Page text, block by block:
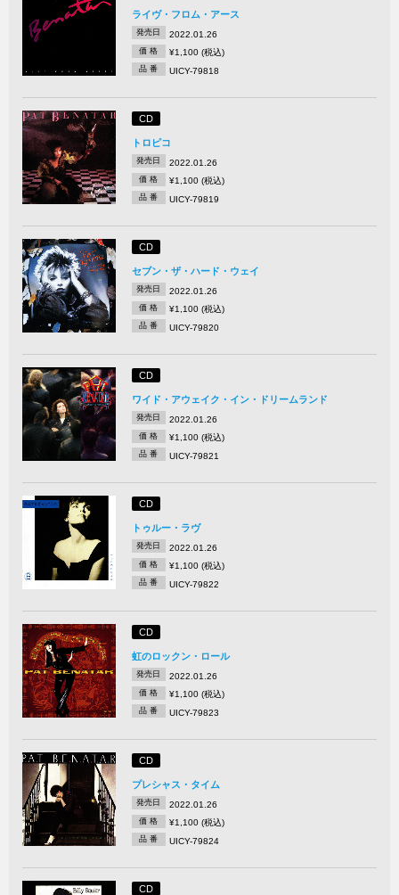
ライヴ・フロム・アース
発売日 2022.01.26
価 格 ¥1,100 (税込)
品 番 UICY-79818
CD
トロピコ
発売日 2022.01.26
価 格 ¥1,100 (税込)
品 番 UICY-79819
CD
セブン・ザ・ハード・ウェイ
発売日 2022.01.26
価 格 ¥1,100 (税込)
品 番 UICY-79820
CD
ワイド・アウェイク・イン・ドリームランド
発売日 2022.01.26
価 格 ¥1,100 (税込)
品 番 UICY-79821
CD
トゥルー・ラヴ
発売日 2022.01.26
価 格 ¥1,100 (税込)
品 番 UICY-79822
CD
虹のロックン・ロール
発売日 2022.01.26
価 格 ¥1,100 (税込)
品 番 UICY-79823
CD
プレシャス・タイム
発売日 2022.01.26
価 格 ¥1,100 (税込)
品 番 UICY-79824
CD